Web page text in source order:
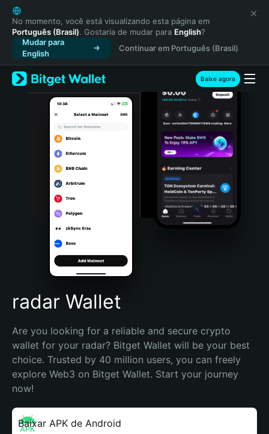
English
日本語
Tiếng Việt
Русский
Español (Latinoamérica)
Türkçe
Italiano
Português (Portugal)
Bahasa Indonesia
Português (Brasil)
Español (Argentina)
No momento, você está visualizando esta página em
Português (Brasil). Gostaria de mudar para English?
Mudar para
English
Continuar em Português (Brasil)
Baixe agora
radar Wallet
Are you looking for a reliable and secure crypto
wallet for your radar? Bitget Wallet will be your best
choice. Trusted by 40 million users, you can freely
explore Web3 on Bitget Wallet. Start your journey
now!
Baixar APK de Android